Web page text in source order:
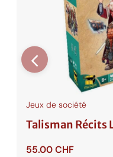
Jeux de société
Talisman Récits
55.00CHF